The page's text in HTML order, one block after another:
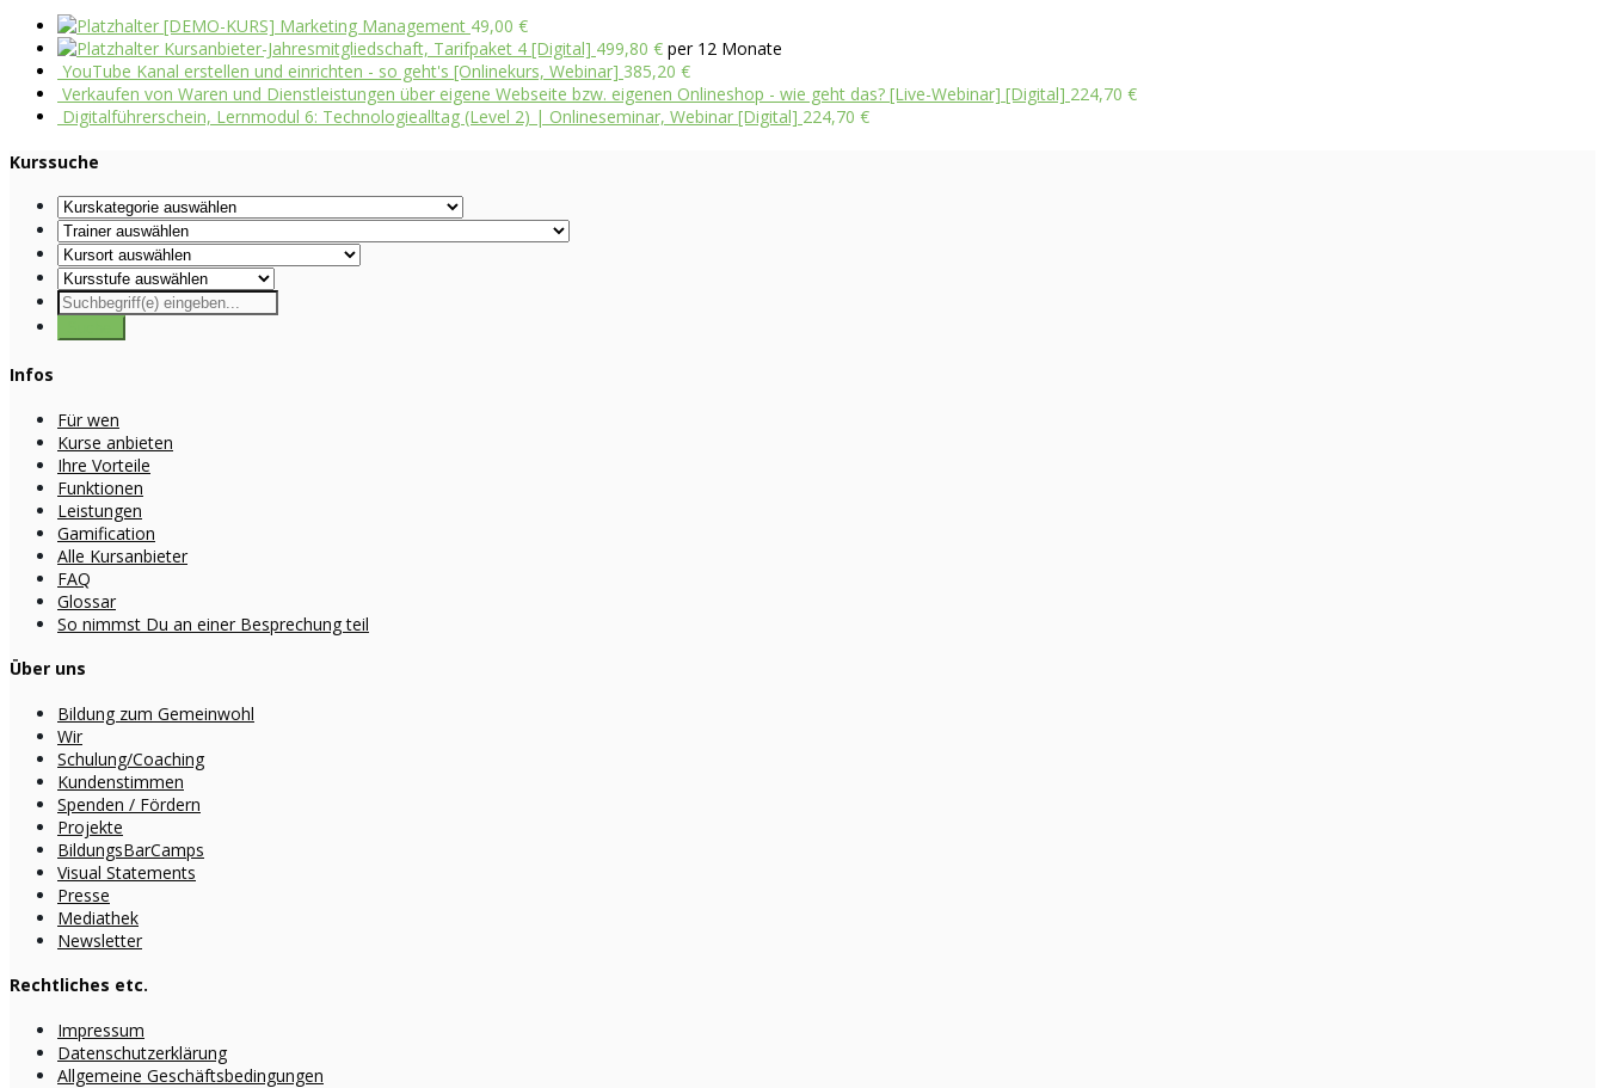
[DEMO-KURS] Marketing Management 49,00 €
Kursanbieter-Jahresmitgliedschaft, Tarifpaket 4 [Digital] 499,80 € per 12 Monate
YouTube Kanal erstellen und einrichten - so geht's [Onlinekurs, Webinar] 385,20 €
Verkaufen von Waren und Dienstleistungen über eigene Webseite bzw. eigenen Onlineshop - wie geht das? [Live-Webinar] [Digital] 224,70 €
Digitalführerschein, Lernmodul 6: Technologiealltag (Level 2) | Onlineseminar, Webinar [Digital] 224,70 €
Kurssuche
Infos
Für wen
Kurse anbieten
Ihre Vorteile
Funktionen
Leistungen
Gamification
Alle Kursanbieter
FAQ
Glossar
So nimmst Du an einer Besprechung teil
Über uns
Bildung zum Gemeinwohl
Wir
Schulung/Coaching
Kundenstimmen
Spenden / Fördern
Projekte
BildungsBarCamps
Visual Statements
Presse
Mediathek
Newsletter
Rechtliches etc.
Impressum
Datenschutzerklärung
Allgemeine Geschäftsbedingungen